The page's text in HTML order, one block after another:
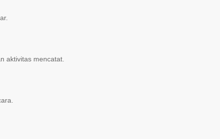
aktivitas mencatat.